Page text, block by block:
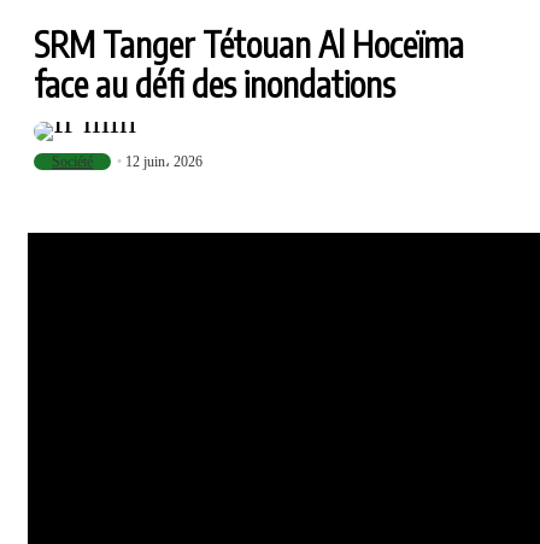
SRM Tanger Tétouan Al Hoceïma
face au défi des inondations
Société 12 juin، 2026